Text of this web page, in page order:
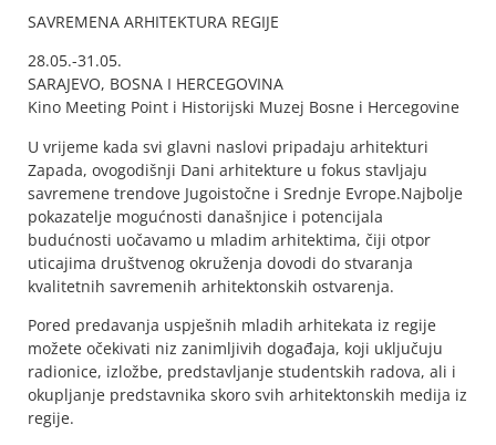
SAVREMENA ARHITEKTURA REGIJE
28.05.-31.05.
SARAJEVO, BOSNA I HERCEGOVINA
Kino Meeting Point i Historijski Muzej Bosne i Hercegovine
U vrijeme kada svi glavni naslovi pripadaju arhitekturi
Zapada, ovogodišnji Dani arhitekture u fokus stavljaju
savremene trendove Jugoistočne i Srednje Evrope.Najbolje
pokazatelje mogućnosti današnjice i potencijala
budućnosti uočavamo u mladim arhitektima, čiji otpor
uticajima društvenog okruženja dovodi do stvaranja
kvalitetnih savremenih arhitektonskih ostvarenja.
Pored predavanja uspješnih mladih arhitekata iz regije
možete očekivati niz zanimljivih događaja, koji uključuju
radionice, izložbe, predstavljanje studentskih radova, ali i
okupljanje predstavnika skoro svih arhitektonskih medija iz
regije.